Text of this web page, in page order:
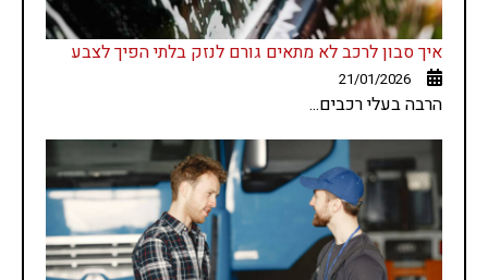
איך סבון לרכב לא מתאים גורם לנזק בלתי הפיך לצבע
21/01/2026
הרבה בעלי רכבים...